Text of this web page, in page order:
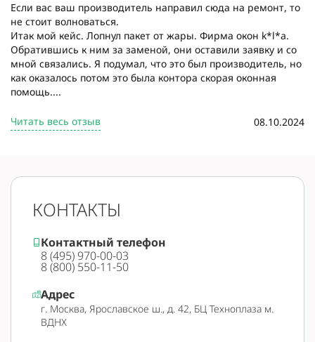
Если вас ваш производитель направил сюда на ремонт, то
не стоит волноваться.
Итак мой кейс. Лопнул пакет от жары. Фирма окон k*l*a.
Обратившись к ним за заменой, они оставили заявку и со
мной связались. Я подумал, что это был производитель, но
как оказалось потом это была контора скорая оконная
помощь....
Читать весь отзыв 08.10.2024
КОНТАКТЫ
Контактный телефон
8 (495) 970-00-03
8 (800) 550-11-50
Адрес
г. Москва, Ярославское ш., д. 42, БЦ Техноплаза м.
ВДНХ